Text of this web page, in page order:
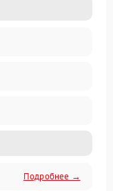
Подробнее →